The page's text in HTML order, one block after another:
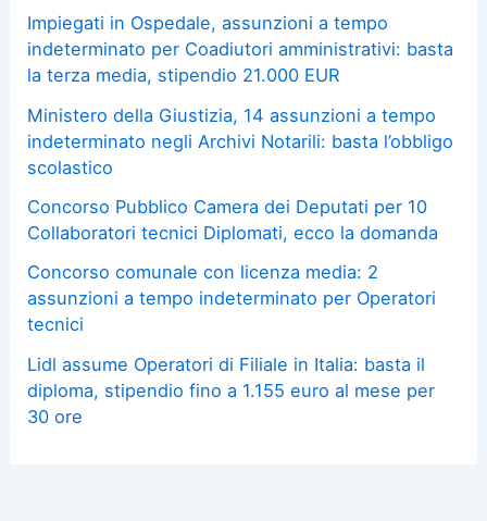
Impiegati in Ospedale, assunzioni a tempo
indeterminato per Coadiutori amministrativi: basta
la terza media, stipendio 21.000 EUR
Ministero della Giustizia, 14 assunzioni a tempo
indeterminato negli Archivi Notarili: basta l’obbligo
scolastico
Concorso Pubblico Camera dei Deputati per 10
Collaboratori tecnici Diplomati, ecco la domanda
Concorso comunale con licenza media: 2
assunzioni a tempo indeterminato per Operatori
tecnici
Lidl assume Operatori di Filiale in Italia: basta il
diploma, stipendio fino a 1.155 euro al mese per
30 ore